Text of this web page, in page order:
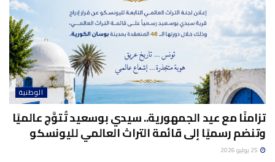
الوطنية
تزامنًا مع عيد الجمهورية.. سيدي بوسعيد تُتوَّج عالميًا
وتنضم رسميًا إلى قائمة التراث العالمي لليونسكو